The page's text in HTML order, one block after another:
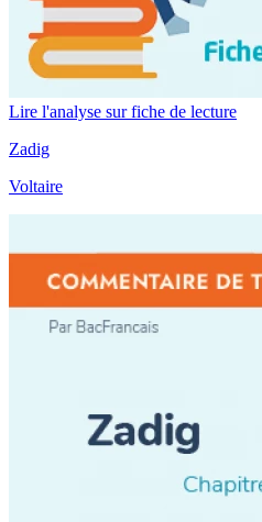
Lire l'analyse sur fiche de lecture
Zadig
Voltaire